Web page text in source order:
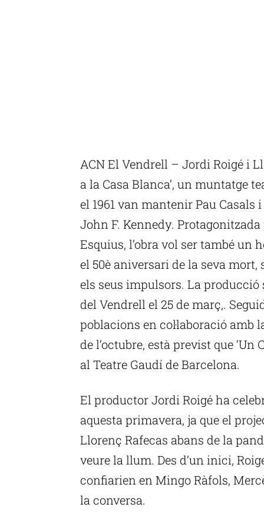
ACN El Vendrell – Jordi Roigé i
a la Casa Blanca’, un muntatge
el 1961 van mantenir Pau
John F. Kennedy.
Esquius, l’obra vol ser també un
el 50è aniversari de la seva
els seus impulsors. La producció
del Vendrell el 25 de març,.
poblacions en col·laboració amb
de l’octubre, està previst que
al Teatre Gaudí de Barcelona.
El productor Jordi Roigé ha
aquesta primavera, ja que el
Llorenç Rafecas abans de la
veure la llum. Des d’un inici,
confiarien en Mingo Ràfols,
la conversa.